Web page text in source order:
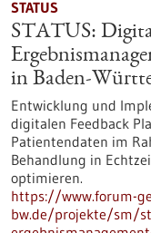
STATUS
STATUS:
in Baden-
Entwicklung und
digitalen Feedback
Patientendaten im
Behandlung in
optimieren.
https://www.forum-
bw.de/projekte/sm/